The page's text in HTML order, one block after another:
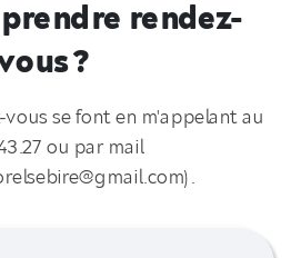
rendez-
?
vous se font en m'appelant au
ou par mail